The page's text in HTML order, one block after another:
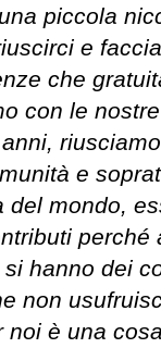
piccola
e
che
con le
e
del mondo,
hanno dei
non
noi è una